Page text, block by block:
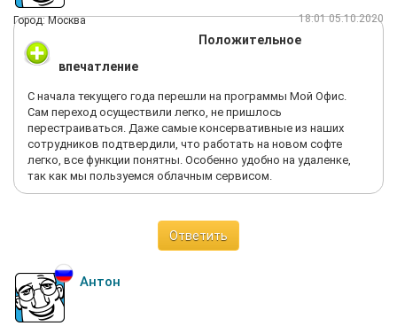
Город: Москва 18:01 05.10.2020
Положительное
впечатление
С начала текущего года перешли на программы Мой Офис.
Сам переход осуществили легко, не пришлось
перестраиваться. Даже самые консервативные из наших
сотрудников подтвердили, что работать на новом софте
легко, все функции понятны. Особенно удобно на удаленке,
так как мы пользуемся облачным сервисом.
Ответить
Антон